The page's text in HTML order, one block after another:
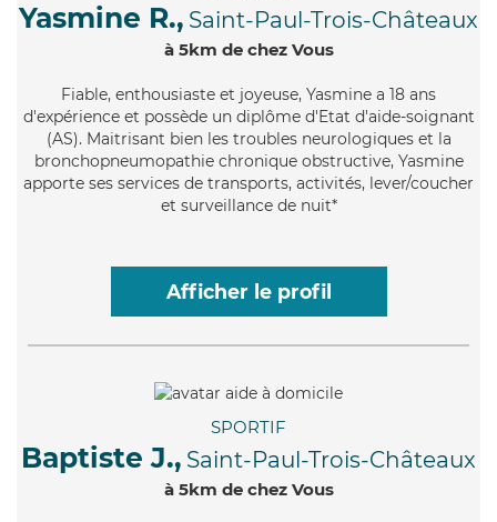
Yasmine R., Saint-Paul-Trois-Châteaux
à 5km de chez Vous
Fiable, enthousiaste et joyeuse, Yasmine a 18 ans
d'expérience et possède un diplôme d'Etat d'aide-soignant
(AS). Maitrisant bien les troubles neurologiques et la
bronchopneumopathie chronique obstructive, Yasmine
apporte ses services de transports, activités, lever/coucher
et surveillance de nuit*
Afficher le profil
SPORTIF
Baptiste J., Saint-Paul-Trois-Châteaux
à 5km de chez Vous